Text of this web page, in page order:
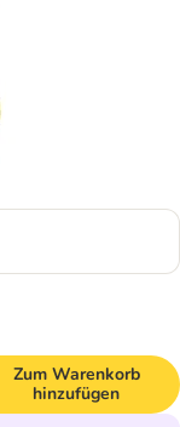
Zum Warenkorb
hinzufügen